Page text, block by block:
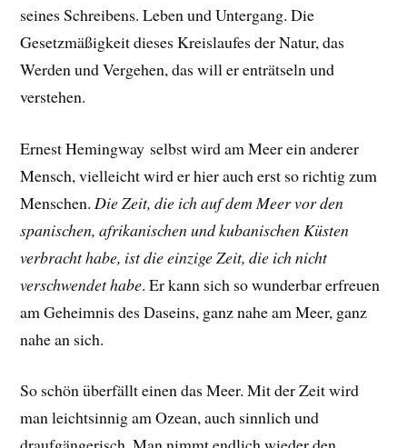
seines Schreibens. Leben und Untergang. Die
Gesetzmäßigkeit dieses Kreislaufes der Natur, das
Werden und Vergehen, das will er enträtseln und
verstehen.
Ernest Hemingway selbst wird am Meer ein anderer
Mensch, vielleicht wird er hier auch erst so richtig zum
Menschen. Die Zeit, die ich auf dem Meer vor den
spanischen, afrikanischen und kubanischen Küsten
verbracht habe, ist die einzige Zeit, die ich nicht
verschwendet habe. Erkann sich so wunderbar erfreuen
am Geheimnis des Daseins, ganz nahe am Meer, ganz
nahe an sich.
So schön überfällt einen das Meer. Mit der Zeit wird
man leichtsinnig am Ozean, auch sinnlich und